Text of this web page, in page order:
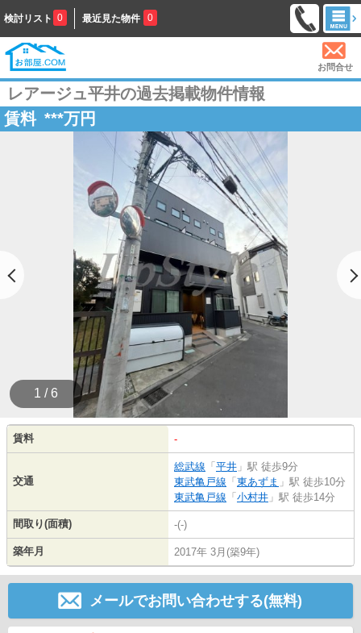
検討リスト 0 最近見た物件 0
お問合せ
レアージュ平井の過去掲載物件情報
賃料 ***万円
1 / 6
賃料 -
交通
総武線 「 平井 」駅 徒歩9分
東武亀戸線 「 東あずま 」駅 徒歩10分
東武亀戸線 「 小村井 」駅 徒歩14分
間取り(面積) -(-)
築年月 2017年 3月(築9年)
メールでお問い合わせする(無料)